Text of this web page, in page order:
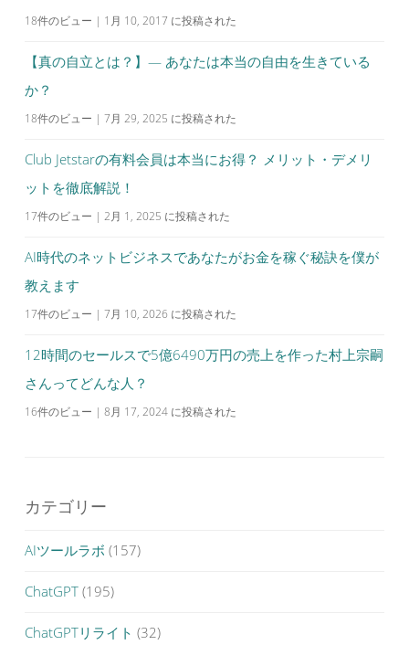
18件のビュー | 1月 10, 2017 に投稿された
【真の自立とは？】— あなたは本当の自由を生きている
か？
18件のビュー | 7月 29, 2025 に投稿された
Club Jetstarの有料会員は本当にお得？ メリット・デメリ
ットを徹底解説！
17件のビュー | 2月 1, 2025 に投稿された
AI時代のネットビジネスであなたがお金を稼ぐ秘訣を僕が
教えます
17件のビュー | 7月 10, 2026 に投稿された
12時間のセールスで5億6490万円の売上を作った村上宗嗣
さんってどんな人？
16件のビュー | 8月 17, 2024 に投稿された
カテゴリー
AIツールラボ (157)
ChatGPT (195)
ChatGPTリライト (32)